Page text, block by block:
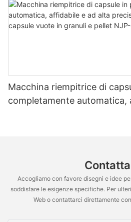
Macchina riempitrice di
completamente automatica,
Accogliamo con favore disegni e idee
soddisfare le esigenze specifiche. Per
Web o contattarci direttamente